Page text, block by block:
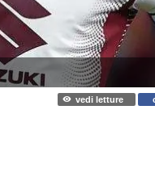
vedi letture